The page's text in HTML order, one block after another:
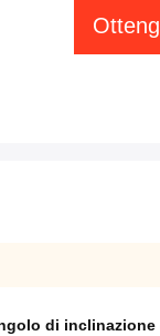
di inclinazione